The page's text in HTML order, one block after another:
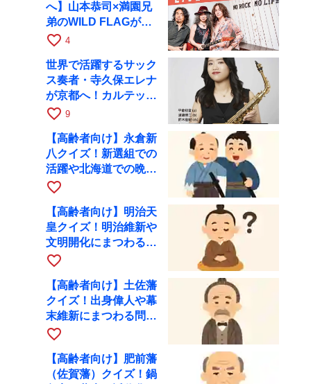
へ】山本恭司×満園兄
弟のWILD FLAGが8
月6日にRAGでライブ
favorite_border 4
世界で活躍するサック
ス奏者・寺久保エレナ
が京都へ！カルテッ
ト・ツアー京都公演を
favorite_border 9
【高齢者向け】永倉新
八クイズ！新選組での
活躍や北海道での晩年
を出題
favorite_border
【高齢者向け】明治天
皇クイズ！明治維新や
文明開化にまつわる問
題を出題
favorite_border
【高齢者向け】土佐藩
クイズ！出身偉人や幕
末維新にまつわる問題
を出題
favorite_border
【高齢者向け】肥前藩
（佐賀藩）クイズ！鍋